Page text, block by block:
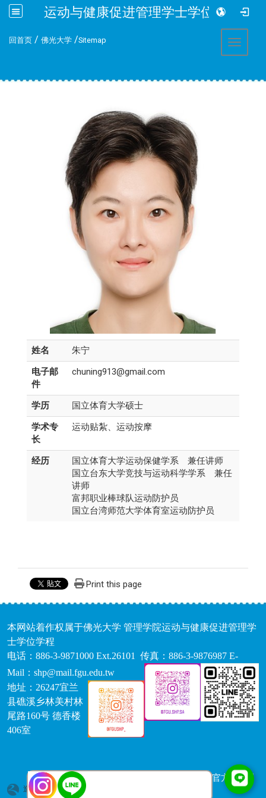
运动与健康促进管理学士学位学程
回首页 / 佛光大学 /Sitemap Toggle
姓名
朱宁
电子邮
件
chuning913@gmail.com
学历
国立体育大学硕士
学术专
长
运动贴紮、运动按摩
经历
国立体育大学运动保健学系 兼任讲师
国立台东大学竞技与运动科学学系 兼任
讲师
富邦职业棒球队运动防护员
国立台湾师范大学体育室运动防护员
Print this page
本网站着作权属于佛光大学 管理学院运动与健康促进管理学
士学位学程
电话：886-3-9871000 Ext.26101 传真：886-3-9876987 E-
Mail：shp@mail.fgu.edu.tw
地址：26247宜兰
县礁溪乡林美村林
尾路160号 德香楼
406室
【运健学程IG】 【系学会IG】 【官方LINE】
造访人次 : 1740213